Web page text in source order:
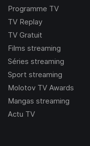
Programme TV
TV Replay
TV Gratuit
Films streaming
Séries streaming
Sport streaming
Molotov TV Awards
Mangas streaming
Actu TV